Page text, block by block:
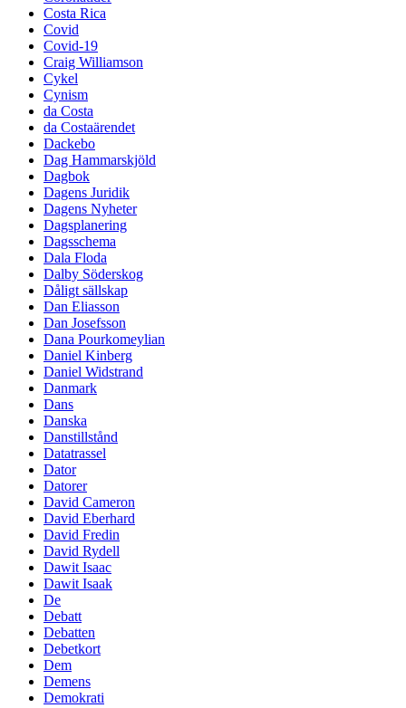
Costa Rica
Covid
Covid-19
Craig Williamson
Cykel
Cynism
da Costa
da Costaärendet
Dackebo
Dag Hammarskjöld
Dagbok
Dagens Juridik
Dagens Nyheter
Dagsplanering
Dagsschema
Dala Floda
Dalby Söderskog
Dåligt sällskap
Dan Eliasson
Dan Josefsson
Dana Pourkomeylian
Daniel Kinberg
Daniel Widstrand
Danmark
Dans
Danska
Danstillstånd
Datatrassel
Dator
Datorer
David Cameron
David Eberhard
David Fredin
David Rydell
Dawit Isaac
Dawit Isaak
De
Debatt
Debatten
Debetkort
Dem
Demens
Demokrati